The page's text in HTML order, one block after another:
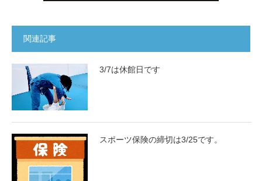
関連記事
3/7は休館日です
スポーツ保険の締切は3/25です。